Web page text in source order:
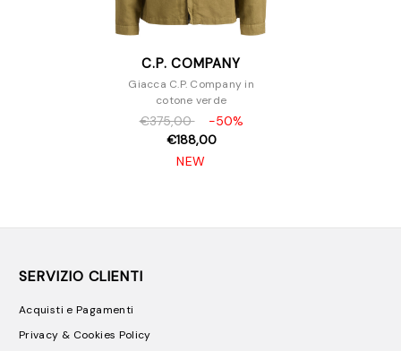
C.P. COMPANY
Giacca C.P. Company in
cotone verde
€375,00
-50%
€188,00
NEW
SERVIZIO CLIENTI
Acquisti e Pagamenti
Privacy & Cookies Policy